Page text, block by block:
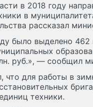
в 2018 году
в
рассказал
было выделено
руб.», — сообщил
что для работы в
техники.